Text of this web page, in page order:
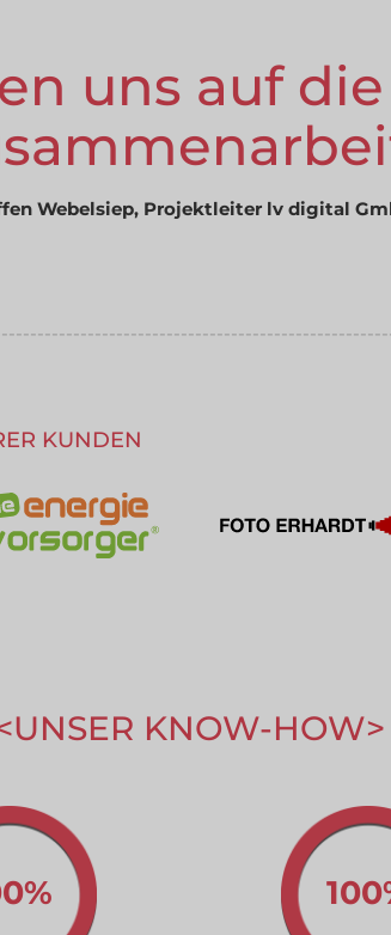
uns auf
Webelsiep, Projektleiter lv digital
KUNDEN
UNSER KNOW-HOW